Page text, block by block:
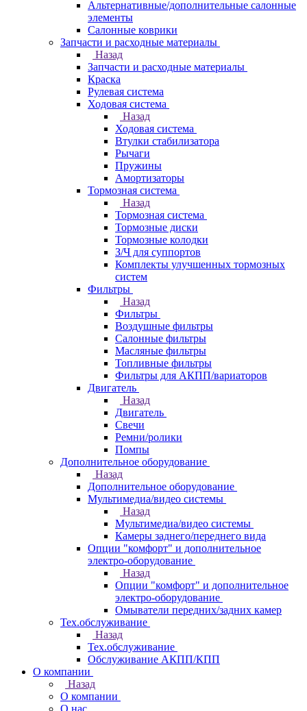
Альтернативные/дополнительные салонные
элементы
Салонные коврики
Запчасти и расходные материалы
Назад
Запчасти и расходные материалы
Краска
Рулевая система
Ходовая система
Назад
Ходовая система
Втулки стабилизатора
Рычаги
Пружины
Амортизаторы
Тормозная система
Назад
Тормозная система
Тормозные диски
Тормозные колодки
З/Ч для суппортов
Комплекты улучшенных тормозных
систем
Фильтры
Назад
Фильтры
Воздушные фильтры
Салонные фильтры
Масляные фильтры
Топливные фильтры
Фильтры для АКПП/вариаторов
Двигатель
Назад
Двигатель
Свечи
Ремни/ролики
Помпы
Дополнительное оборудование
Назад
Дополнительное оборудование
Мультимедиа/видео системы
Назад
Мультимедиа/видео системы
Камеры заднего/переднего вида
Опции "комфорт" и дополнительное
электро-оборудование
Назад
Опции "комфорт" и дополнительное
электро-оборудование
Омыватели передних/задних камер
Тех.обслуживание
Назад
Тех.обслуживание
Обслуживание АКПП/КПП
О компании
Назад
О компании